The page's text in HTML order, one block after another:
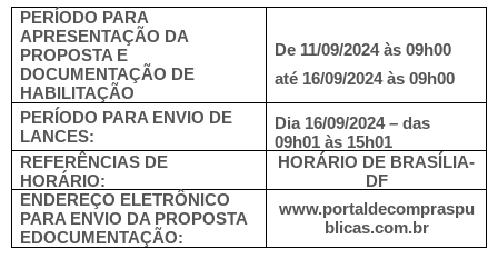
PERÍODO PARA
APRESENTAÇÃO DA
PROPOSTA E
DOCUMENTAÇÃO DE
HABILITAÇÃO
De 11/09/2024 às 09h00
até 16/09/2024 às 09h00
PERÍODO PARA ENVIO DE
LANCES:
Dia 16/09/2024 – das
09h01 às 15h01
REFERÊNCIAS DE
HORÁRIO:
HORÁRIO DE BRASÍLIA-
DF
ENDEREÇO ELETRÔNICO
PARA ENVIO DA PROPOSTA
EDOCUMENTAÇÃO:
www.portaldecompraspu
blicas.com.br